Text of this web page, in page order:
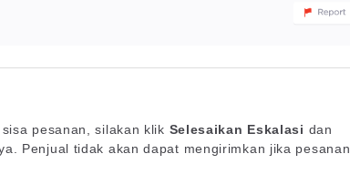
pesanan, silakan klik Selesaikan Eskalasi dan
Penjual tidak akan dapat mengirimkan jika pesanan